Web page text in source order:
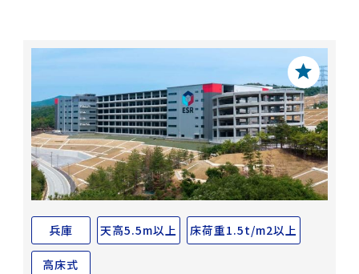
兵庫 天高5.5m以上 床荷重1.5t/m2以上
高床式